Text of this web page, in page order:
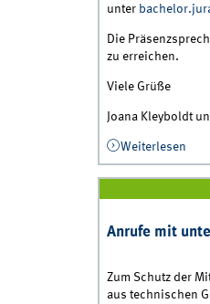
unter
Die
zu erreichen.
Viele Grüße
Joana Kleyboldt
Weiterlesen
Anrufe mit
Zum Schutz der
aus technischen